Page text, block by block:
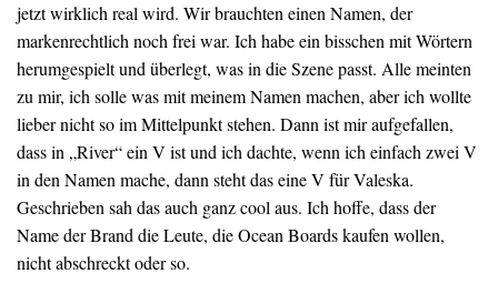
jetzt wirklich real wird. Wir brauchten einen Namen, der
markenrechtlich noch frei war. Ich habe ein bisschen mit Wörtern
herumgespielt und überlegt, was in die Szene passt. Alle meinten
zu mir, ich solle was mit meinem Namen machen, aber ich wollte
lieber nicht so im Mittelpunkt stehen. Dann ist mir aufgefallen,
dass in „River“ ein V ist und ich dachte, wenn ich einfach zwei V
in den Namen mache, dann steht das eine V für Valeska.
Geschrieben sah das auch ganz cool aus. Ich hoffe, dass der
Name der Brand die Leute, die Ocean Boards kaufen wollen,
nicht abschreckt oder so.